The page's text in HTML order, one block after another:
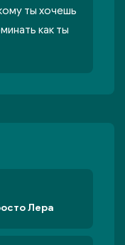
ты хочешь
как ты
Лера